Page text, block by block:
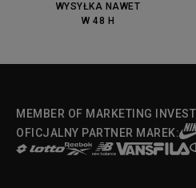
WYSYŁKA NAWET
W 48 H
MEMBER OF MARKETING
OFICJALNY PARTNER MAREK: